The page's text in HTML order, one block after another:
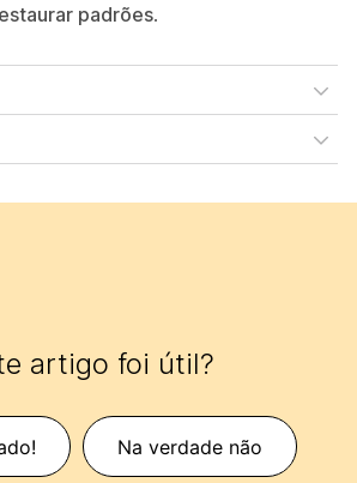
padrões.
artigo foi útil?
Na verdade não